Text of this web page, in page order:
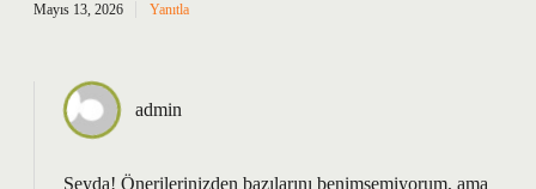
Mayıs 13, 2026 Yanıtla
admin
Şeyda! Önerilerinizden bazılarını benimsemiyorum, ama